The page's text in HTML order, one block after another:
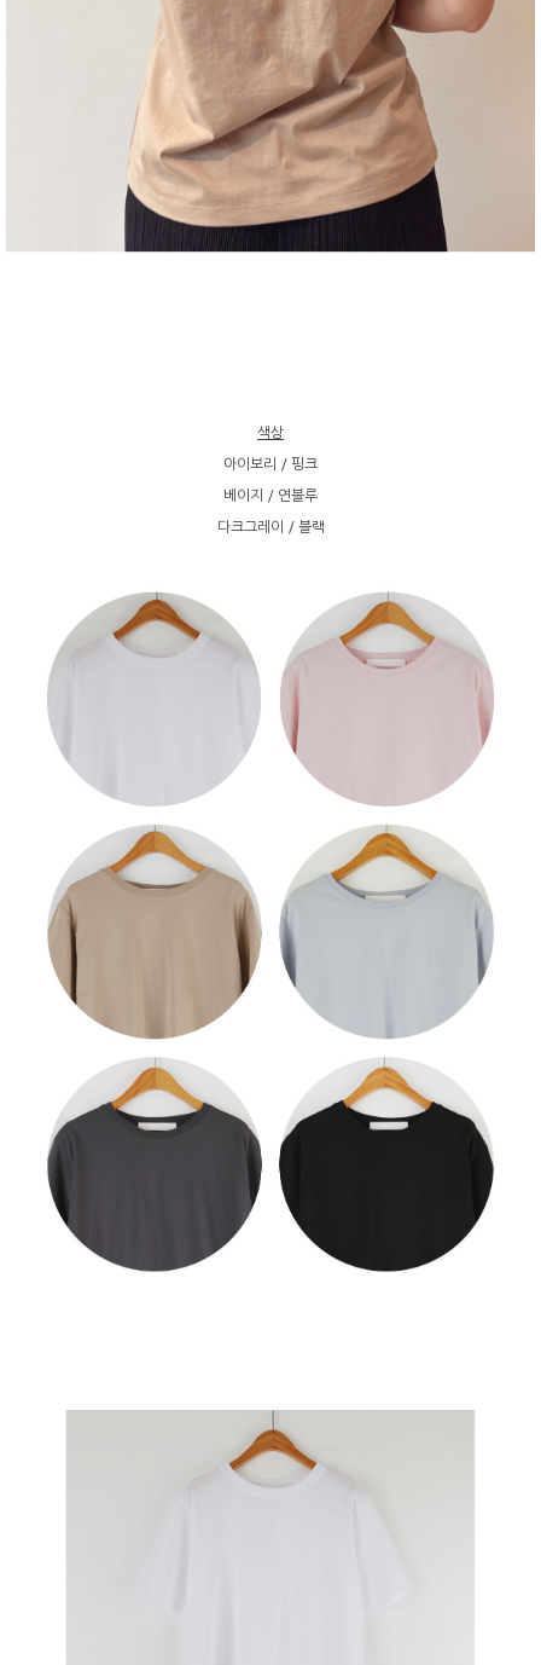
색상
아이보리 / 핑크
베이지 / 연블루
다크그레이 / 블랙